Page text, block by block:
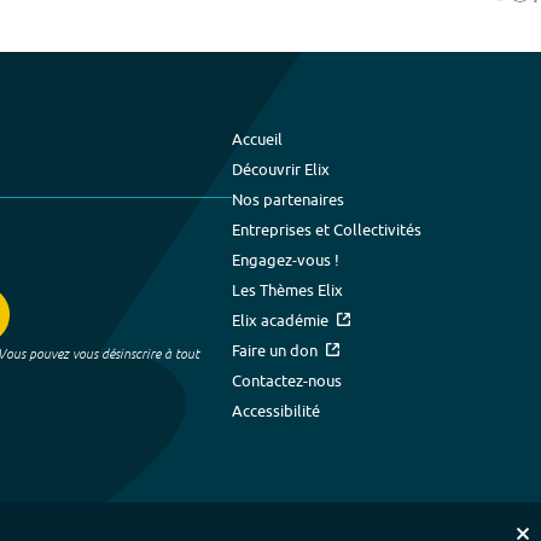
pouvez vous désinscrire à tout
Accueil
Découvrir Elix
Nos partenaires
Entreprises et Collectivités
Engagez-vous !
Les Thèmes Elix
Elix académie
Faire un don
Contactez-nous
Accessibilité